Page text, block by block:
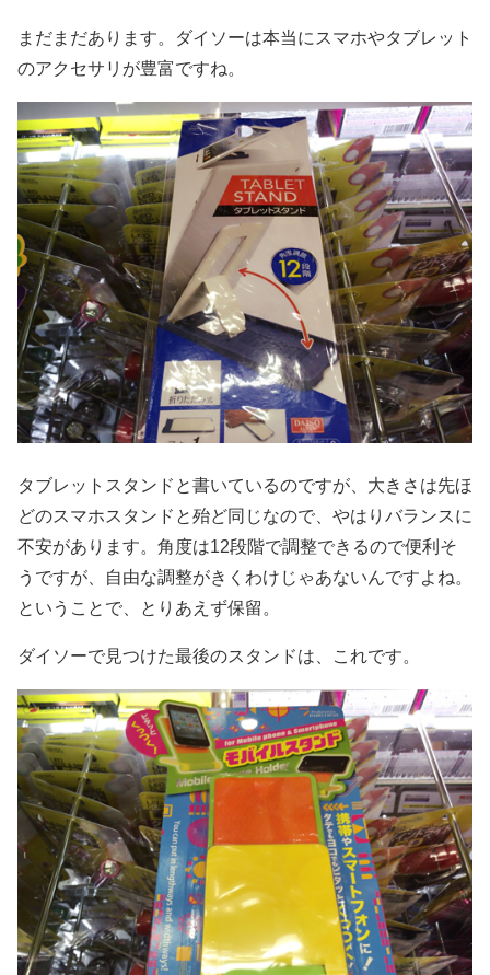
まだまだあります。ダイソーは本当にスマホやタブレット
のアクセサリが豊富ですね。
タブレットスタンドと書いているのですが、大きさは先ほ
どのスマホスタンドと殆ど同じなので、やはりバランスに
不安があります。角度は12段階で調整できるので便利そ
うですが、自由な調整がきくわけじゃあないんですよね。
ということで、とりあえず保留。
ダイソーで見つけた最後のスタンドは、これです。